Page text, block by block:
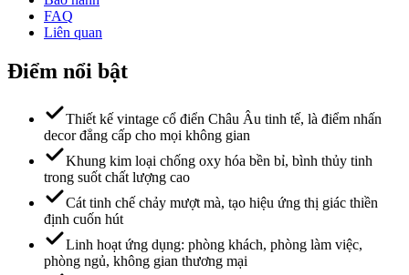
FAQ
Liên quan
Điểm nổi bật
Thiết kế vintage cổ điển Châu Âu tinh tế, là điểm nhấn
decor đẳng cấp cho mọi không gian
Khung kim loại chống oxy hóa bền bỉ, bình thủy tinh
trong suốt chất lượng cao
Cát tinh chế chảy mượt mà, tạo hiệu ứng thị giác thiền
định cuốn hút
Linh hoạt ứng dụng: phòng khách, phòng làm việc,
phòng ngủ, không gian thương mại